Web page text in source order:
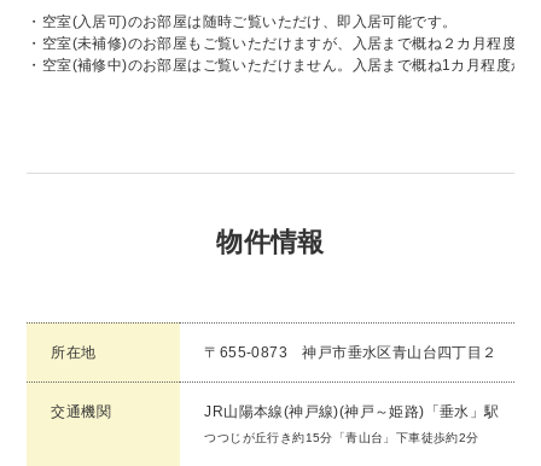
・空室(入居可)のお部屋は随時ご覧いただけ、即入居可能です。
・空室(未補修)のお部屋もご覧いただけますが、入居まで概ね２カ月程度か
・空室(補修中)のお部屋はご覧いただけません。入居まで概ね1カ月程度か
物件情報
所在地 〒655-0873 神戸市垂水区青山台四丁目２
交通機関 JR山陽本線(神戸線)(神戸～姫路)「垂水」駅
つつじが丘行き約15分「青山台」下車徒歩約2分